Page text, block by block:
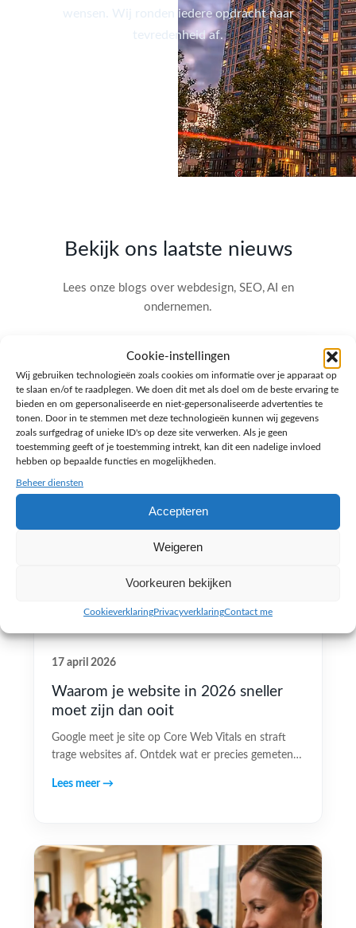
Cookie-instellingen
Wij gebruiken technologieën zoals cookies om informatie over je apparaat op
te slaan en/of te raadplegen. We doen dit met als doel om de beste ervaring te
bieden en om gepersonaliseerde en niet-gepersonaliseerde advertenties te
tonen. Door in te stemmen met deze technologieën kunnen wij gegevens
zoals surfgedrag of unieke ID's op deze site verwerken. Als je geen
toestemming geeft of je toestemming intrekt, kan dit een nadelige invloed
hebben op bepaalde functies en mogelijkheden.
Beheer diensten
Accepteren
Weigeren
Voorkeuren bekijken
CookieverklaringPrivacyverklaringContact me
wensen. Wij ronden iedere opdracht naar
tevredenheid af.
Bekijk ons laatste nieuws
Lees onze blogs over webdesign, SEO, AI en
ondernemen.
17 april 2026
Waarom je website in 2026 sneller
moet zijn dan ooit
Google meet je site op Core Web Vitals en straft
trage websites af. Ontdek wat er precies gemeten…
Lees meer →